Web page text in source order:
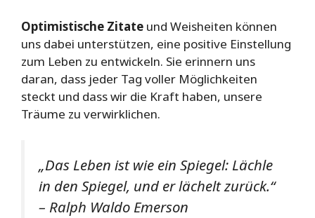
Optimistische Zitate und Weisheiten können
uns dabei unterstützen, eine positive Einstellung
zum Leben zu entwickeln. Sie erinnern uns
daran, dass jeder Tag voller Möglichkeiten
steckt und dass wir die Kraft haben, unsere
Träume zu verwirklichen.
„Das Leben ist wie ein Spiegel: Lächle
in den Spiegel, und er lächelt zurück.“
– Ralph Waldo Emerson